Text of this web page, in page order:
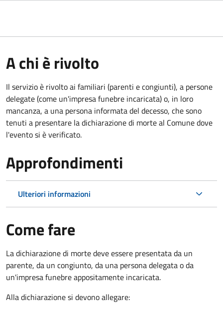
A chi è rivolto
Il servizio è rivolto ai familiari (parenti e congiunti), a persone
delegate (come un'impresa funebre incaricata) o, in loro
mancanza, a una persona informata del decesso, che sono
tenuti a presentare la dichiarazione di morte al Comune dove
l'evento si è verificato.
Approfondimenti
Ulteriori informazioni
Come fare
La dichiarazione di morte deve essere presentata da un
parente, da un congiunto, da una persona delegata o da
un'impresa funebre appositamente incaricata.
Alla dichiarazione si devono allegare: